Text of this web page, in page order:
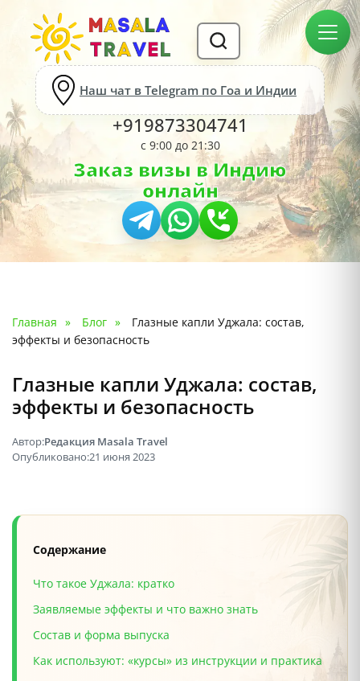
Наш чат в Telegram по Гоа и Индии
+919873304741
с 9:00 до 21:30
Заказ визы в Индию
онлайн
Главная Блог
Глазные капли Уджала: состав,
эффекты и безопасность
Глазные капли Уджала: состав,
эффекты и безопасность
Автор:Редакция Masala Travel
Опубликовано:21 июня 2023
Содержание
Что такое Уджала: кратко
Заявляемые эффекты и что важно знать
Состав и форма выпуска
Как используют: «курсы» из инструкции и практика